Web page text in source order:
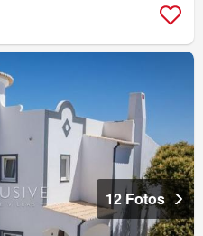
12 Fotos